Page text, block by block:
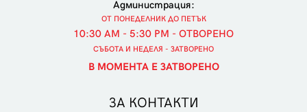
Администрация:
ОТ ПОНЕДЕЛНИК ДО ПЕТЪК
10:30 AM - 5:30 PM - ОТВОРЕНО
СЪБОТА И НЕДЕЛЯ - ЗАТВОРЕНО
В МОМЕНТА Е ЗАТВОРЕНО
ЗА КОНТАКТИ